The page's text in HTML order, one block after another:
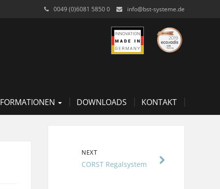
0049 (0)6081 5850 0 info@bst-systeme.de
DOWNLOADS KONTAKT
NEXT
CORST Regalsystem